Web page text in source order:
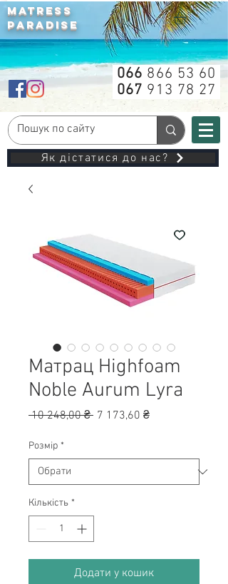
MATRESS
PARADISE
066 866 53 60
067 913 78 27
Як дістатися до нас?
Матрац Highfoam
Noble Aurum Lyra
10 248,00 ₴ Звичайна
7 173,60 ₴За
Розмір *
Кількість *
Додати у кошик